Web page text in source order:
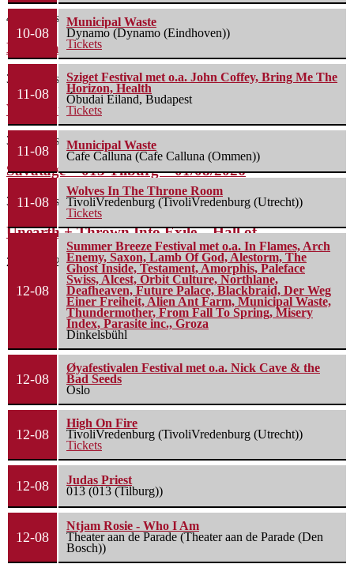
4 augustus 2026
Nick Cave & The Bad Seeds – Preston...
3 augustus 2026
Wolfmother + The Howlers – o2 Shepherd’s Bush...
3 augustus 2026
Savatage – 013 Tilburg – 01/08/2026
3 augustus 2026
Unearth + Thrown Into Exile – Hall of...
29 juli 2026
10-08
Municipal Waste
Dynamo (Dynamo (Eindhoven))
Tickets
11-08
Sziget Festival met o.a. John Coffey, Bring Me The
Horizon, Health
Óbudai Eiland, Budapest
Tickets
11-08
Municipal Waste
Cafe Calluna (Cafe Calluna (Ommen))
11-08
Wolves In The Throne Room
TivoliVredenburg (TivoliVredenburg (Utrecht))
Tickets
12-08
Summer Breeze Festival met o.a. In Flames, Arch
Enemy, Saxon, Lamb Of God, Alestorm, The
Ghost Inside, Testament, Amorphis, Paleface
Swiss, Alcest, Orbit Culture, Northlane,
Deafheaven, Future Palace, Blackbraid, Der Weg
Einer Freiheit, Alien Ant Farm, Municipal Waste,
Thundermother, From Fall To Spring, Misery
Index, Parasite inc., Groza
Dinkelsbühl
12-08
Øyafestivalen Festival met o.a. Nick Cave & the
Bad Seeds
Oslo
12-08
High On Fire
TivoliVredenburg (TivoliVredenburg (Utrecht))
Tickets
12-08
Judas Priest
013 (013 (Tilburg))
12-08
Ntjam Rosie - Who I Am
Theater aan de Parade (Theater aan de Parade (Den
Bosch))